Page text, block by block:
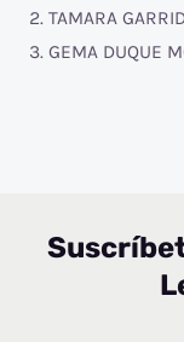
TAMARA
GEMA DUQUE
c s